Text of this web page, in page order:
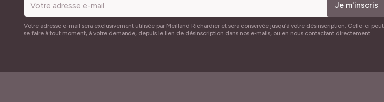
Je m'inscris
Votre adresse e-mail sera exclusivement utilisée par Meilland Richardier et sera conservée jusqu’à votre désinscription. Celle-ci peut
se faire à tout moment, à votre demande, depuis le lien de désinscription dans nos e-mails, ou en nous contactant directement.